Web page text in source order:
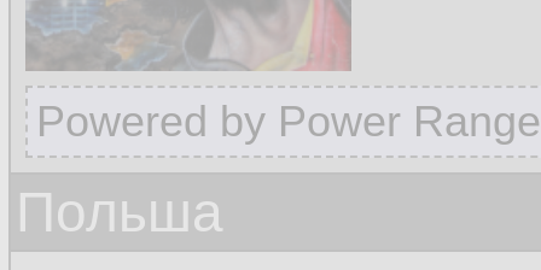
Powered by Power
Польша